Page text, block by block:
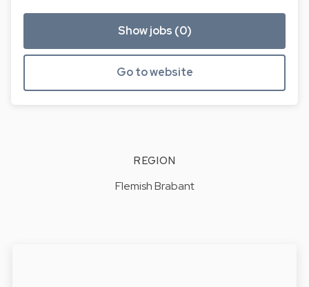
Show jobs (0)
Go to website
REGION
Flemish Brabant